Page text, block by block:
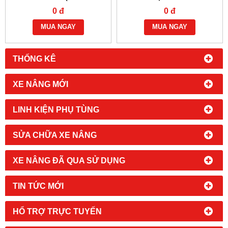
THỐNG KÊ
XE NÂNG MỚI
LINH KIỆN PHỤ TÙNG
SỬA CHỮA XE NÂNG
XE NÂNG ĐÃ QUA SỬ DỤNG
TIN TỨC MỚI
HỔ TRỢ TRỰC TUYẾN
E2)
0 đ
MUA NGAY
170H/170G
0 đ
MUA NGAY